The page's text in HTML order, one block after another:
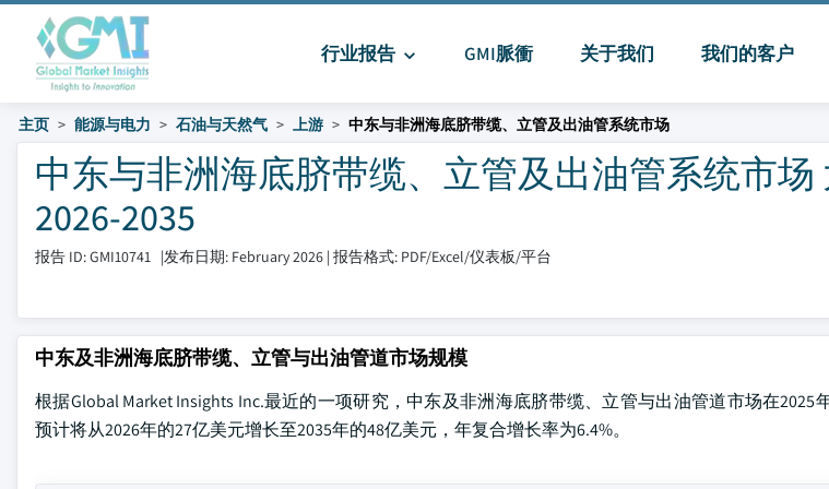
行业报告 GMI脈衝 关于我们 我们的客户
主页 能源与电力 石油与天然气 上游 中东与非洲海底脐带缆、立管及出油管系统市场
中东与非洲海底脐带缆、立管及出油管系统市场
2026-2035
报告 ID: GMI10741 |发布日期: February 2026 | 报告格式: PDF/Excel/仪表板/平台
中东及非洲海底脐带缆、立管与出油管道市场规模
根据Global Market Insights Inc.最近的一项研究，中东及非洲海底脐带缆、立管与出油管道市场在2025
预计将从2026年的27亿美元增长至2035年的48亿美元，年复合增长率为6.4%。